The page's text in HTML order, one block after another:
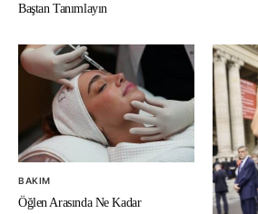
Baştan Tanımlayın
BAKIM
Öğlen Arasında Ne Kadar